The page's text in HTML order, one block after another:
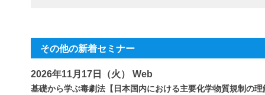
その他の新着セミナー
2026年11月17日（火） Web
基礎から学ぶ毒劇法【日本国内における主要化学物質規制の